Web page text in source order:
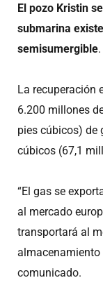
El pozo Kristin
submarina
semisumergible.
La recuperación
6.200 millones
pies cúbicos) de
cúbicos (67,1
“El gas se
al mercado
transportará al
almacenamiento
comunicado.